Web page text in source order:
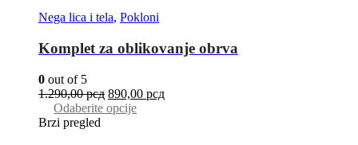
Nega lica i tela, Pokloni
Komplet za oblikovanje obrva
0 out of 5
1.290,00рсд 890,00 рсд
Odaberite opcije
Brzi pregled